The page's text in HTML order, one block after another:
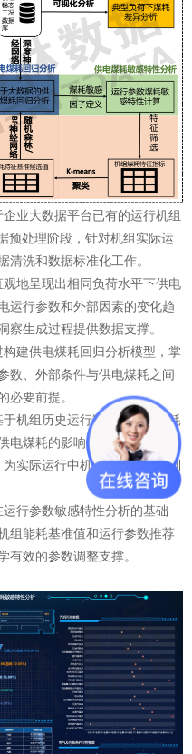
业大数据平台已有的运行机组
预处理阶段，针对机组实际运
清洗和数据标准化工作。
地呈现出相同负荷水平下供电
运行参数和外部因素的变化趋
察生成过程提供数据支撑。
建供电煤耗回归分析模型，掌
数、外部条件与供电煤耗之间
必要前提。
机组历史运行数据和供电煤耗
电煤耗的影响值（运行参数改
实际运行中机组节能措施的制
行参数敏感特性分析的基础
组能耗基准值和运行参数推荐
有效的参数调整支撑。